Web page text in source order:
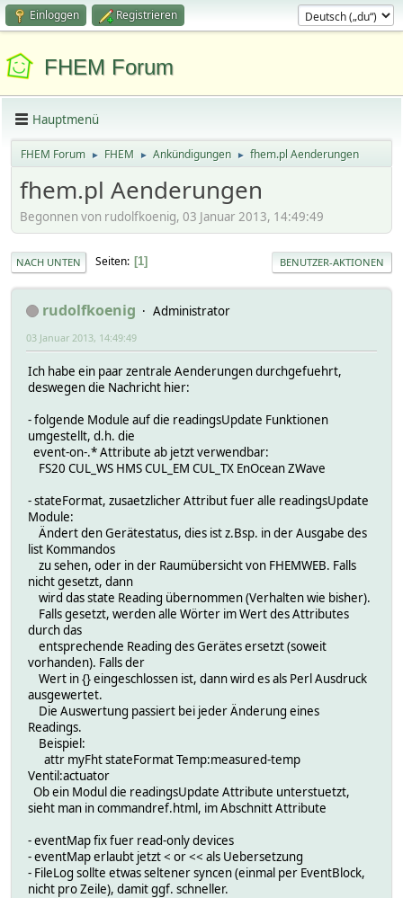
Einloggen Registrieren
FHEM Forum
Hauptmenü
FHEM Forum ► FHEM ► Ankündigungen ► fhem.pl Aenderungen
fhem.pl Aenderungen
Begonnen von rudolfkoenig, 03 Januar 2013, 14:49:49
NACH UNTEN Seiten 1 BENUTZER-AKTIONEN
rudolfkoenig Administrator
03 Januar 2013, 14:49:49
Ich habe ein paar zentrale Aenderungen durchgefuehrt,
deswegen die Nachricht hier:
- folgende Module auf die readingsUpdate Funktionen
umgestellt, d.h. die
event-on-.* Attribute ab jetzt verwendbar:
FS20 CUL_WS HMS CUL_EM CUL_TX EnOcean ZWave
- stateFormat, zusaetzlicher Attribut fuer alle readingsUpdate
Module:
Ändert den Gerätestatus, dies ist z.Bsp. in der Ausgabe des
list Kommandos
zu sehen, oder in der Raumübersicht von FHEMWEB. Falls
nicht gesetzt, dann
wird das state Reading übernommen (Verhalten wie bisher).
Falls gesetzt, werden alle Wörter im Wert des Attributes
durch das
entsprechende Reading des Gerätes ersetzt (soweit
vorhanden). Falls der
Wert in {} eingeschlossen ist, dann wird es als Perl Ausdruck
ausgewertet.
Die Auswertung passiert bei jeder Änderung eines
Readings.
Beispiel:
attr myFht stateFormat Temp:measured-temp
Ventil:actuator
Ob ein Modul die readingsUpdate Attribute unterstuetzt,
sieht man in commandref.html, im Abschnitt Attribute
- eventMap fix fuer read-only devices
- eventMap erlaubt jetzt < or << als Uebersetzung
- FileLog sollte etwas seltener syncen (einmal per EventBlock,
nicht pro Zeile), damit ggf. schneller.